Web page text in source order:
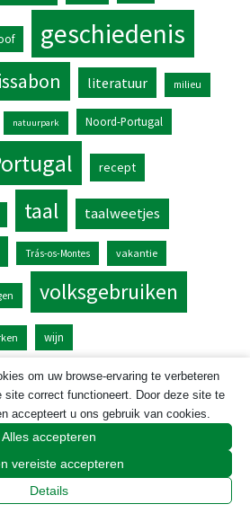
geschiedenis
literatuur milieu
natuurpark Noord-Portugal
recept
taal taalweetjes
Trás-os-Montes vakantie
volksgebruiken
wijn
om uw browse-ervaring te verbeteren
site correct functioneert. Door deze site te
accepteert u ons gebruik van cookies.
Alles accepteren
vereiste accepteren
Details